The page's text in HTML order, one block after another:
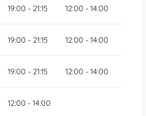
2026AL31 OCTUBRE
2026AL10
2026AL24
19:00 - 21:15 12:00 - 14:00
19:00 - 21:15 12:00 - 14:00
19:00 - 21:15 12:00 - 14:00
12:00 - 14:00